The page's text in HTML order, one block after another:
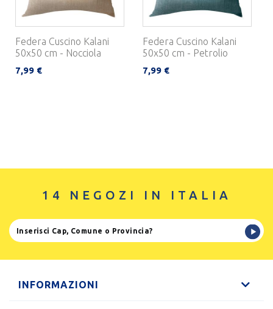
Federa Cuscino Kalani
50x50 cm - Nocciola
7,99 €
Federa Cuscino Kalani
50x50 cm - Petrolio
7,99 €
14 NEGOZI IN ITALIA
INFORMAZIONI